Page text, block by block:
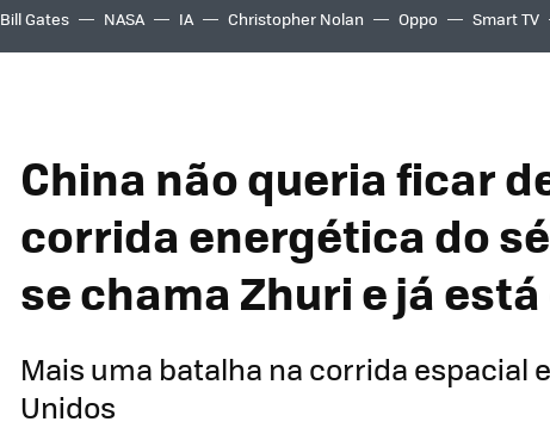
Bill Gates NASA IA Christopher Nolan Oppo Smart TV
China não queria ficar
corrida energética do
se chama Zhuri e já
Mais uma batalha na corrida espacial
Unidos